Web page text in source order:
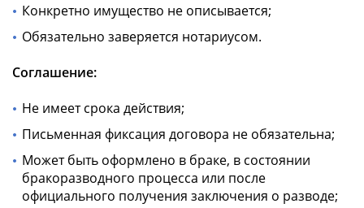
Конкретно имущество не описывается;
Обязательно заверяется нотариусом.
Соглашение:
Не имеет срока действия;
Письменная фиксация договора не обязательна;
Может быть оформлено в браке, в состоянии
бракоразводного процесса или после
официального получения заключения о разводе;